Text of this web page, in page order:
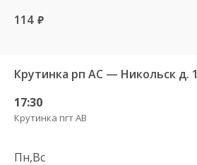
114 руб.
Крутинка рп АС — Никольск д. 1
17:30
Крутинка пгт АВ
Пн,Вс